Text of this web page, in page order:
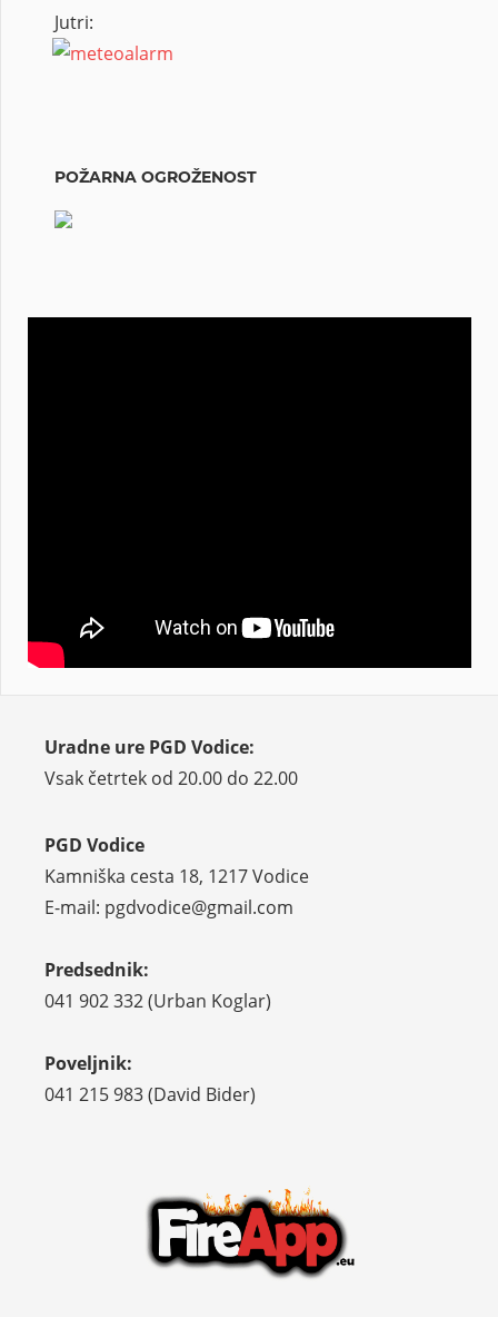
Jutri:
POŽARNA OGROŽENOST
Uradne ure PGD Vodice:
Vsak četrtek od 20.00 do 22.00
PGD Vodice
Kamniška cesta 18, 1217 Vodice
E-mail: pgdvodice@gmail.com
Predsednik:
041 902 332 (Urban Koglar)
Poveljnik:
041 215 983 (David Bider)